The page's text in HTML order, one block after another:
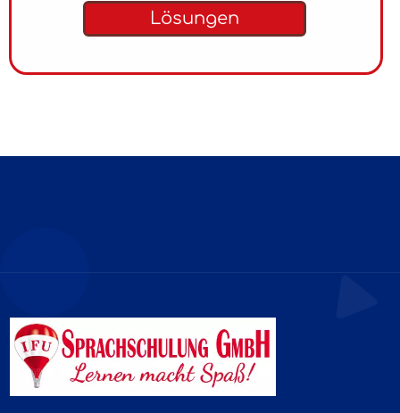
Lösungen